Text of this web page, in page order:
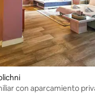
con aparcamiento